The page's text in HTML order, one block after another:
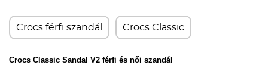
Crocs férfi szandál Crocs Classic
Crocs Classic Sandal V2 férfi és női szandál